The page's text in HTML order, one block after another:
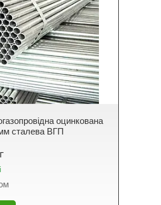
оцинкована
сталева ВГП